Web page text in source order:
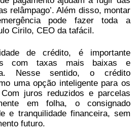
relâmpago’. Além disso, montar
pode fazer toda a
Cirilo, CEO da tafácil.
de crédito, é importante
com taxas mais baixas e
Nesse sentido, o crédito
uma opção inteligente para os
juros reduzidos e parcelas
em folha, o consignado
e tranquilidade financeira, sem
futuro.